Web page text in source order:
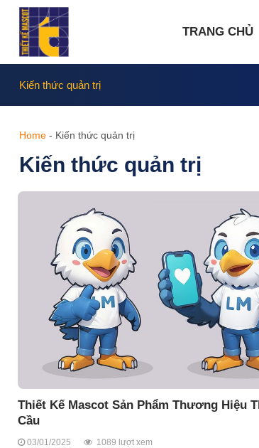
Chuyển
dung
TRANG CHỦ
Kiến thức quản trị
Home - Kiến thức quản trị
Kiến thức quản trị
Thiết Kế Mascot Sản Phẩm Thương Hiệu
Cầu
03/01/2025 1089 lượt xem